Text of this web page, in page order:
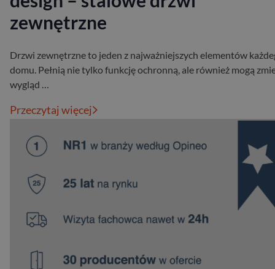
zewnętrzne
Drzwi zewnętrzne to jeden z najważniejszych elementów
domu. Pełnią nie tylko funkcję ochronną, ale również mogą
wygląd …
Przeczytaj więcej